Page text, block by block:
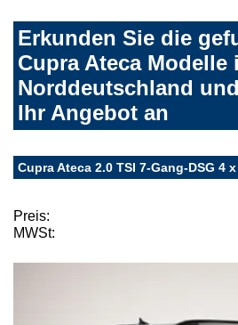
Erkunden Sie die
Cupra Ateca Modelle
Norddeutschland
Ihr Angebot an
Cupra Ateca 2.0 TSI 7-Gang-DSG 4
Preis:
MWSt: